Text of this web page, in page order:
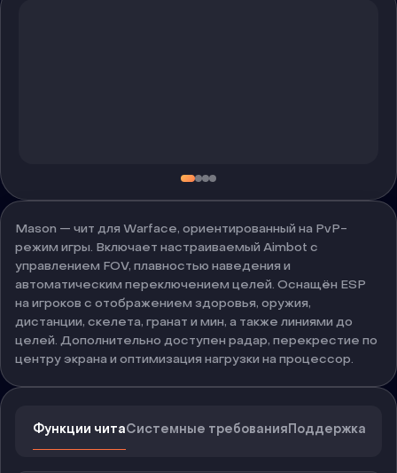
Mason — чит для Warface, ориентированный на PvP-
режим игры. Включает настраиваемый Aimbot с
управлением FOV, плавностью наведения и
автоматическим переключением целей. Оснащён ESP
на игроков с отображением здоровья, оружия,
дистанции, скелета, гранат и мин, а также линиями до
целей. Дополнительно доступен радар, перекрестие по
центру экрана и оптимизация нагрузки на процессор.
Функции читаСистемные требованияПоддержка